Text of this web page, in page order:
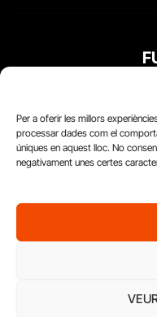
Per a oferir les millors
processar dades com el
úniques en aquest lloc. No
negativament unes certes